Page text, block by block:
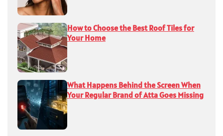
How to Choose the Best Roof Tiles for
Your Home
What Happens Behind the Screen When
Your Regular Brand of Atta Goes Missing